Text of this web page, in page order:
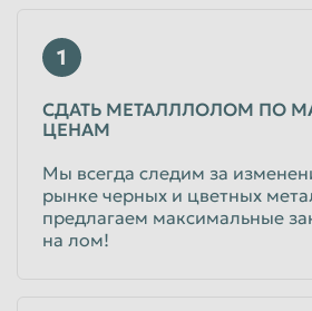
1
СДАТЬ МЕТАЛЛЛОЛОМ ПО
ЦЕНАМ
Мы всегда следим за
рынке черных и цветных
предлагаем максимальные
на лом!